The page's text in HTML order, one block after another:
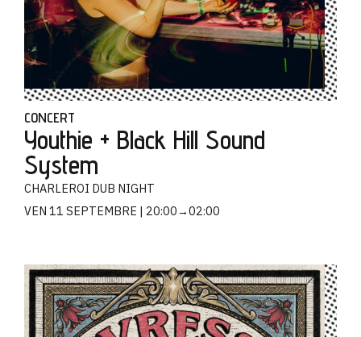
CONCERT
Youthie + Black Hill Sound
System
CHARLEROI DUB NIGHT
VEN 11 SEPTEMBRE
20:00→02:00